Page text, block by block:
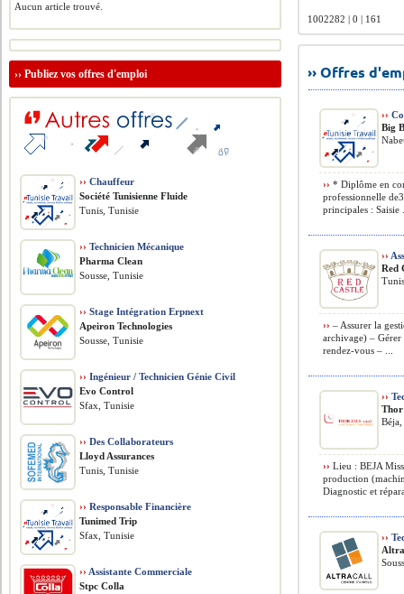
1002282 | 0 | 161
›› Offres
››
Big
›› * Diplôme en
professionnelle
principales : Saisie
››
Red
›› – Assurer la
archivage) – Gérer
rendez-vous – ...
››
›› Lieu : BEJA
production
Diagnostic et
››
Aucun article trouvé.
››Publiez vos offres d'emploi
›› Chauffeur
Société Tunisienne Fluide
Tunis, Tunisie
›› Technicien Mécanique
Pharma Clean
Sousse, Tunisie
›› Stage Intégration Erpnext
Apeiron Technologies
Sousse, Tunisie
›› Ingénieur / Technicien Génie Civil
Evo Control
Sfax, Tunisie
›› Des Collaborateurs
Lloyd Assurances
Tunis, Tunisie
›› Responsable Financière
Tunimed Trip
Sfax, Tunisie
›› Assistante Commerciale
Stpc Colla